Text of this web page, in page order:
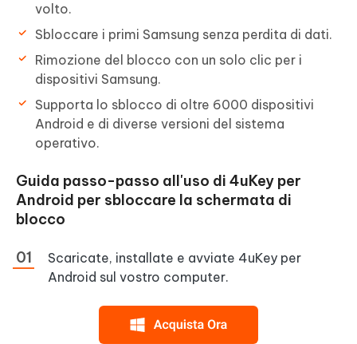
volto.
Sbloccare i primi Samsung senza perdita di dati.
Rimozione del blocco con un solo clic per i
dispositivi Samsung.
Supporta lo sblocco di oltre 6000 dispositivi
Android e di diverse versioni del sistema
operativo.
Guida passo-passo all'uso di 4uKey per
Android per sbloccare la schermata di
blocco
Scaricate, installate e avviate 4uKey per
Android sul vostro computer.